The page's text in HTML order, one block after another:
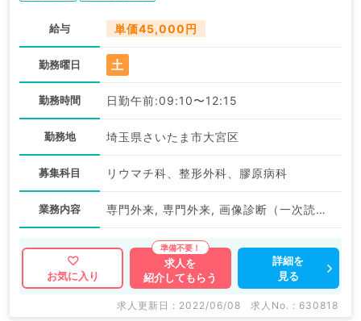
給与 単価45,000円
勤務曜日 土
勤務時間 日勤午前:09:10〜12:15
勤務地 埼玉県さいたま市大宮区
募集科目 リウマチ科、整形外科、膠原病科
業務内容 専門外来, 専門外来, 画像診断（一次読影）
お気に入り
求人を
紹介してもらう
詳細を
見る
求人更新日 : 2022/06/08 求人No. : 630818